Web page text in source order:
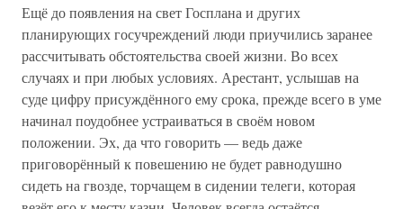
Ещё до появления на свет Госплана и других
планирующих госучреждений люди приучились заранее
рассчитывать обстоятельства своей жизни. Во всех
случаях и при любых условиях. Арестант, услышав на
суде цифру присуждённого ему срока, прежде всего в уме
начинал поудобнее устраиваться в своём новом
положении. Эх, да что говорить — ведь даже
приговорённый к повешению не будет равнодушно
сидеть на гвозде, торчащем в сидении телеги, которая